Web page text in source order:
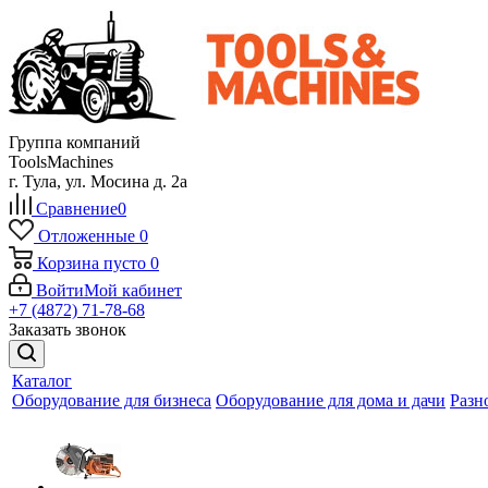
Группа компаний
ToolsMachines
г. Тула, ул. Мосина д. 2а
Сравнение0
Отложенные 0
Корзина пусто 0
ВойтиМой кабинет
+7 (4872) 71-78-68
Заказать звонок
Каталог
Оборудование для бизнеса Оборудование для дома и дачи